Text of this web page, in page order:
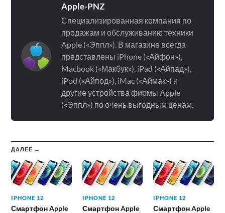
Apple-PNZ
Специализированная компания по
продажам и обслуживанию техники
Apple («Эппл»). В магазине всегда
представлены iPhone («Айфон»),
Macbook («Макбук»), iPad («Айпад»),
iPod («Айпод»), iMac («Аймак») и
другие устройства фирмы Apple
(«Эппл») по очень выгодным ценам.
ДАЛЕЕ →
IPHONE 12
Смартфон Apple
IPHONE 12
Смартфон Apple
IPHONE 12
Смартфон Apple